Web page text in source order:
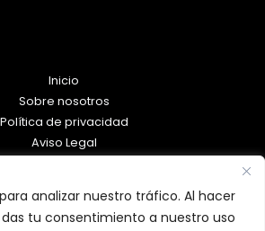
analizar nuestro tráfico. Al hacer
das tu consentimiento a nuestro uso
Inicio
Sobre nosotros
Política de privacidad
Aviso Legal